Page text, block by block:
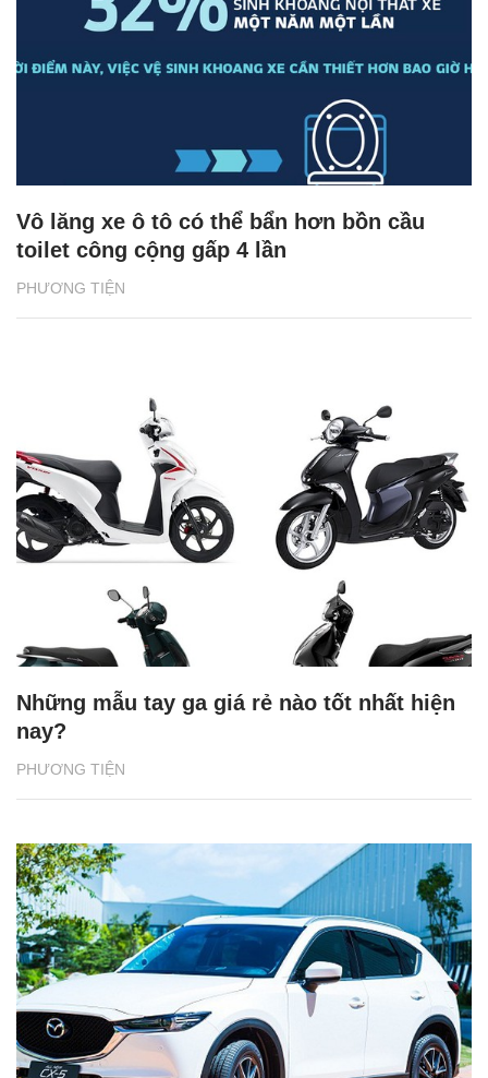
PHƯƠNG TIỆN
Vô lăng xe ô tô có thể bẩn hơn bồn cầu
toilet công cộng gấp 4 lần
PHƯƠNG TIỆN
Những mẫu tay ga giá rẻ nào tốt nhất hiện
nay?